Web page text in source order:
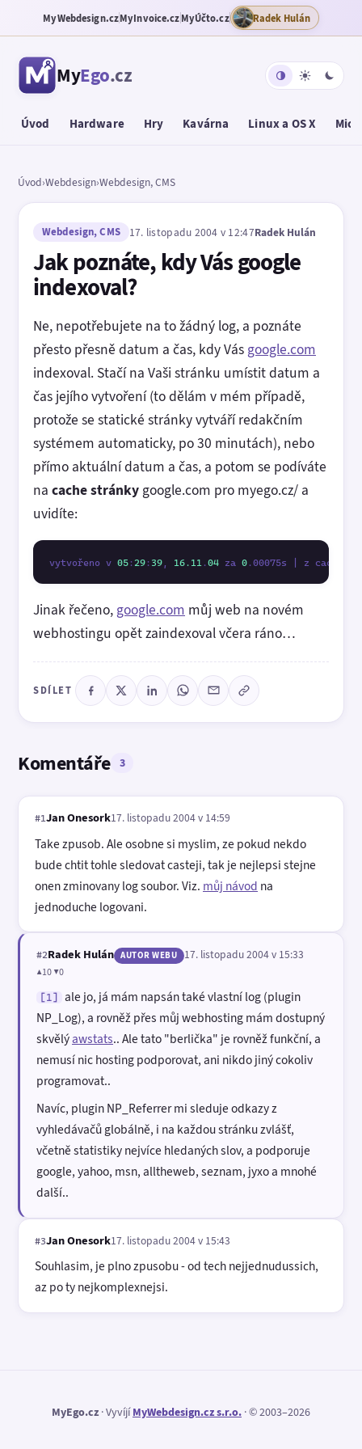
MyWebdesign.czMyInvoice.czMyÚčto.cz Radek Hulán
MyEgo.cz
Úvod Hardware Hry Kavárna Linux a OS X
Úvod›Webdesign›Webdesign, CMS
Webdesign, CMS 17. listopadu 2004 v 12:47Radek Hulán
Jak poznáte, kdy Vás google
indexoval?
Ne, nepotřebujete na to žádný log, a poznáte
přesto přesně datum a čas, kdy Vás google.com
indexoval. Stačí na Vaši stránku umístit datum a
čas jejího vytvoření (to dělám v mém případě,
protože se statické stránky vytváří redakčním
systémem automaticky, po 30 minutách), nebo
přímo aktuální datum a čas, a potom se podíváte
na cache stránky google.com pro myego.cz/ a
uvidíte:
vytvořeno v 05:29: 39 16.11 . 04 za 0 .00075s | z cache:
Jinak řečeno, google.com můj web na novém
webhostingu opět zaindexoval včera ráno…
SDÍLET
Komentáře 3
#1Jan Onesork17. listopadu 2004 v 14:59
Take zpusob. Ale osobne si myslim, ze pokud nekdo
bude chtit tohle sledovat casteji, tak je nejlepsi stejne
onen zminovany log soubor. Viz. můj návod na
jednoduche logovani.
#2Radek Hulán AUTOR WEBU 17. listopadu 2004 v 15:33
▲10 ▼0
[1]
ale jo, já mám napsán také vlastní log (plugin
NP_Log), a rovněž přes můj webhosting mám dostupný
skvělýawstats.. Ale tato "berlička" je rovněž funkční, a
nemusí nic hosting podporovat, ani nikdo jiný cokoliv
programovat..
Navíc, plugin NP_Referrer mi sleduje odkazy z
vyhledávačů globálně, i na každou stránku zvlášť,
včetně statistiky nejvíce hledaných slov, a podporuje
google, yahoo, msn, alltheweb, seznam, jyxo a mnohé
další..
#3Jan Onesork17. listopadu 2004 v 15:43
Souhlasim, je plno zpusobu - od tech nejjednudussich,
az po ty nejkomplexnejsi.
MyEgo.cz · VyvíjíMyWebdesign.cz s.r.o. · © 2003–2026